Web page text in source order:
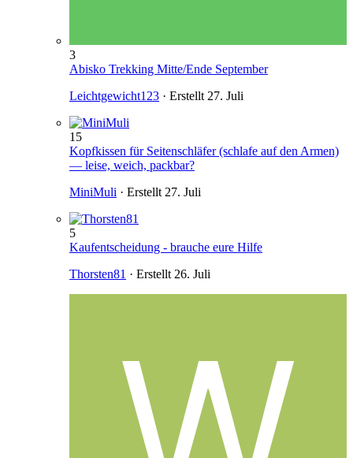
3
Abisko Trekking Mitte/Ende September
Leichtgewicht123 · Erstellt27. Juli
15
Kopfkissen für Seitenschläfer (schlafe auf den Armen)
— leise, weich, packbar?
MiniMuli · Erstellt27. Juli
5
Kaufentscheidung - brauche eure Hilfe
Thorsten81 · Erstellt26. Juli